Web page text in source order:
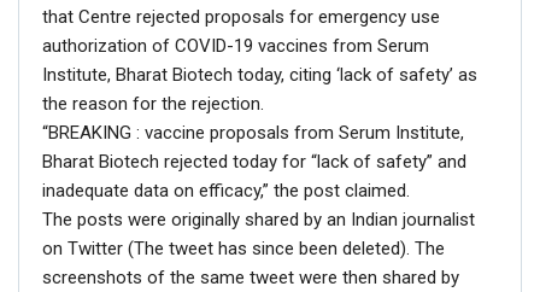
that Centre rejected proposals for emergency use
authorization of COVID-19 vaccines from Serum
Institute, Bharat Biotech today, citing ‘lack of safety’ as
the reason for the rejection.
“BREAKING : vaccine proposals from Serum Institute,
Bharat Biotech rejected today for “lack of safety” and
inadequate data on efficacy,” the post claimed.
The posts were originally shared by an Indian journalist
on Twitter (The tweet has since been deleted). The
screenshots of the same tweet were then shared by